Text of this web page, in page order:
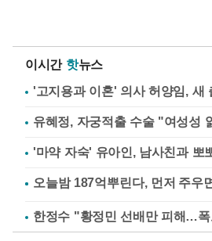
이시간 핫뉴스
'고지용과 이혼' 의사 허양임, 새
유혜정, 자궁적출 수술 "여성성
'마약 자숙' 유아인, 남사친과 뽀
한정수 "황정민 선배만 피해…